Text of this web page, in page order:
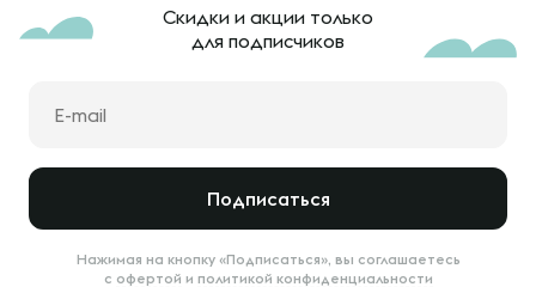
Скидки и акции только
для подписчиков
Подписаться
Нажимая на кнопку «Подписаться», вы соглашаетесь
с офертой и политикой конфиденциальности